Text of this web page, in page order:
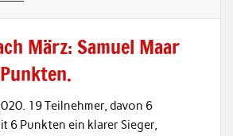
März: Samuel Maar
19 Teilnehmer, davon 6
6 Punkten ein klarer Sieger,